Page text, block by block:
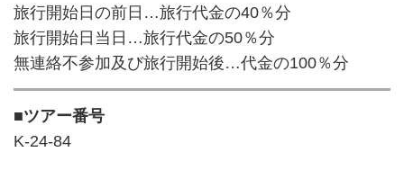
旅行開始日の前日…旅行代金の40％分
旅行開始日当日…旅行代金の50％分
無連絡不参加及び旅行開始後…代金の100％分
■ツアー番号
K-24-84